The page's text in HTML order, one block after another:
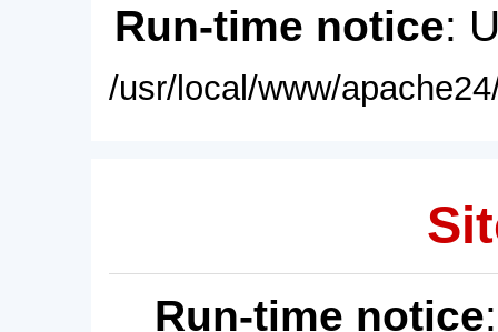
Run-time notice:
/usr/local/www/
Run-time notice